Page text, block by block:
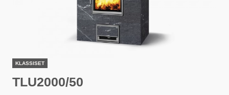
KLASSISET
TLU2000/50